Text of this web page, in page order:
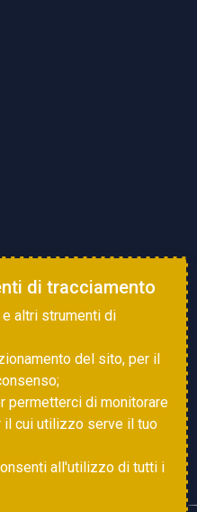
di tracciamento
altri strumenti di
del sito, per il
permetterci di monitorare
cui utilizzo serve il tuo
all'utilizzo di tutti i